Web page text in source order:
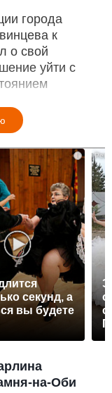
города
к
о свой
уйти с
секунд, а
вы будете
на-Оби